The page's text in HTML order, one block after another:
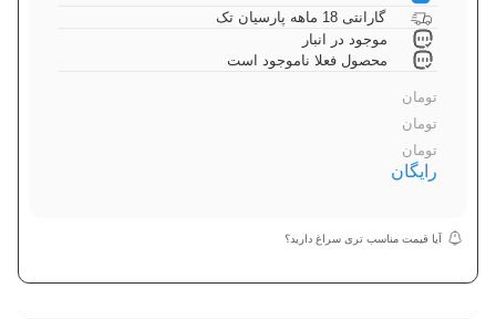
گارانتی 18 ماهه پارسیان تک
موجود در انبار
محصول فعلا ناموجود است
تومان
تومان
تومان
رایگان
آیا قیمت مناسب تری سراغ دارید؟